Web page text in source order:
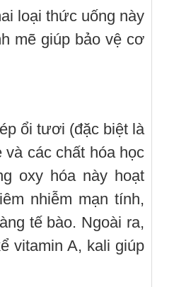
loại thức uống này
mẽ giúp bảo vệ cơ
ổi tươi (đặc biệt là
và các chất hóa học
oxy hóa này hoạt
nhiễm mạn tính,
tế bào. Ngoài ra,
vitamin A, kali giúp